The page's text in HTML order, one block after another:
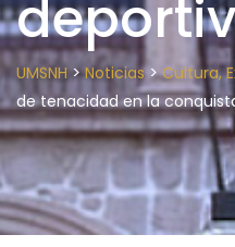
UMSNH>Noticias>Cultura,
de tenacidad en la